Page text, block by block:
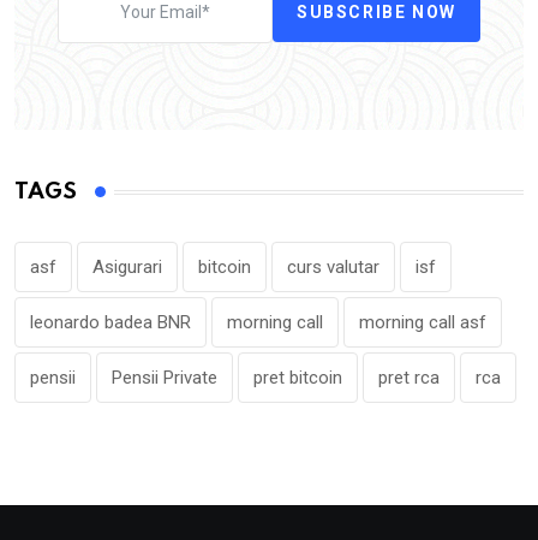
SUBSCRIBE NOW
TAGS
asf Asigurari bitcoin curs valutar isf
leonardo badea BNR morning call morning call asf
pensii Pensii Private pret bitcoin pret rca rca